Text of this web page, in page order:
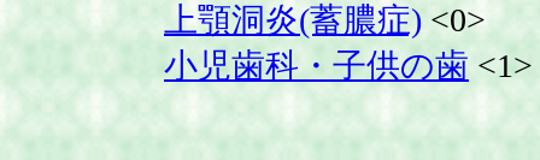
上顎洞炎(蓄膿症) <0>
小児歯科・子供の歯 <1>